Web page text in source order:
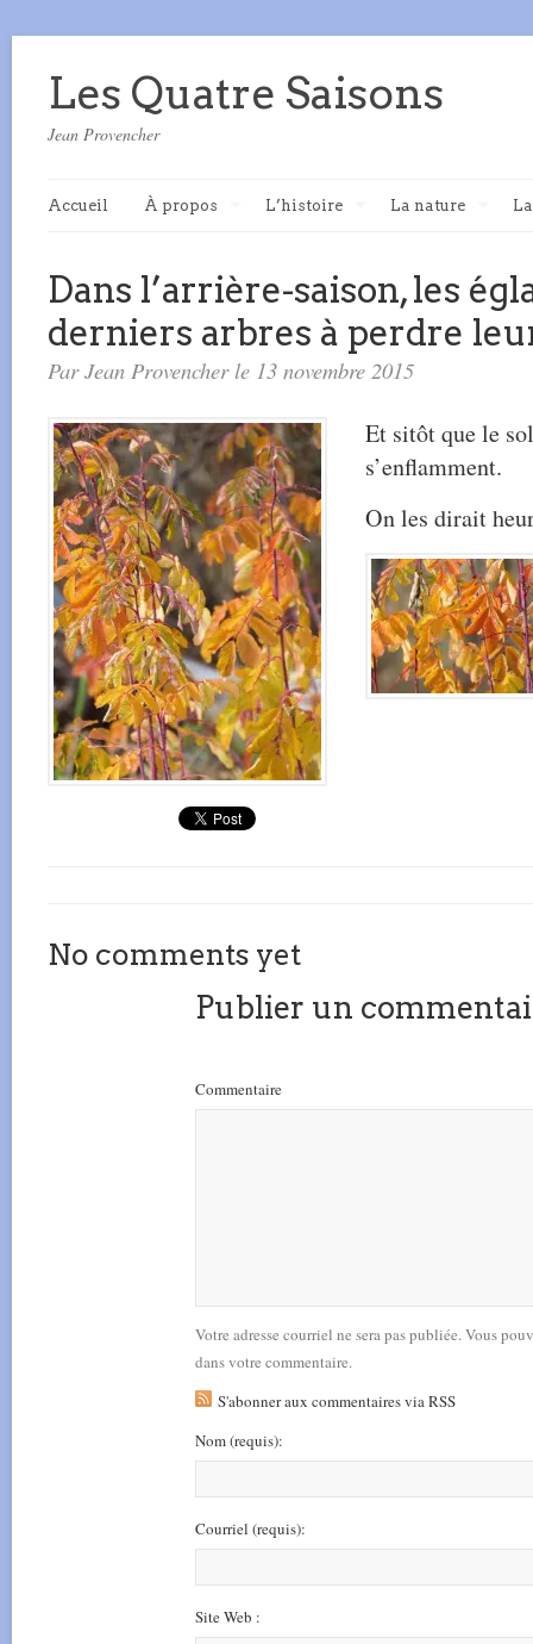
Les Quatre Saisons
Jean Provencher
Accueil À propos L’histoire La nature
Dans l’arrière-saison, les
derniers arbres à perdre
Par Jean Provencher le 13 novembre 2015
Et sitôt que le
s’enflamment.
On les dirait
No comments yet
Publier un
Commentaire
Votre adresse courriel ne sera pas publiée. Vous
dans votre commentaire.
S'abonner aux commentaires via RSS
Nom(requis):
Courriel (requis):
Site Web :